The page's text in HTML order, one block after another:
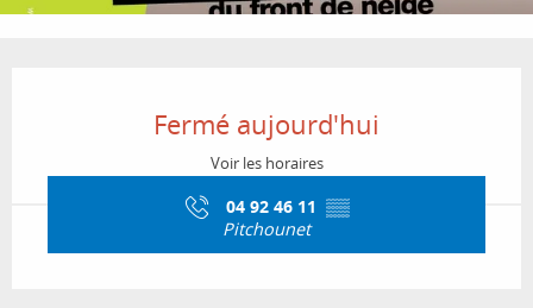
Fermé aujourd'hui
Voir les horaires
04 92 46 11 ▒▒
Pitchounet